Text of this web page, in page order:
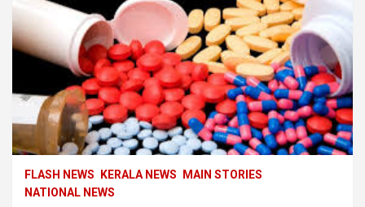
FLASH NEWS KERALA NEWS
MAIN STORIES
NATIONAL NEWS